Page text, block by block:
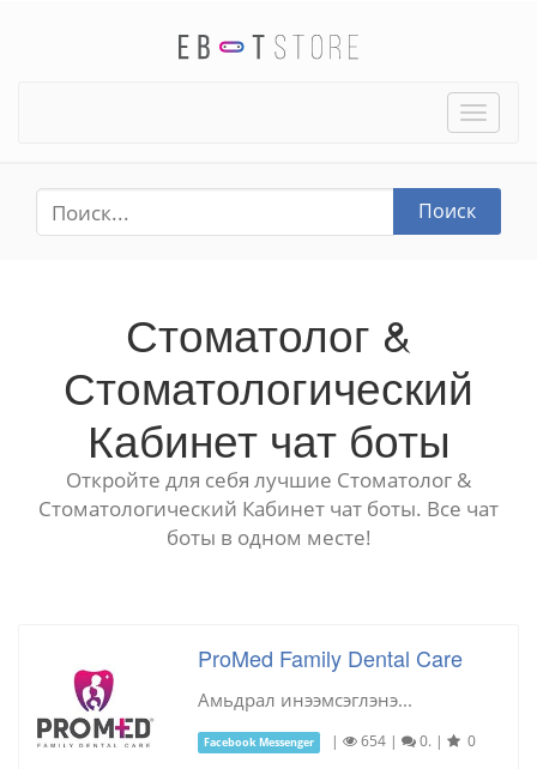
Toggle
Поиск
Стоматолог &
Стоматологический
Кабинет чат боты
Откройте для себя лучшие Стоматолог &
Стоматологический Кабинет чат боты. Все чат
боты в одном месте!
ProMed Family Dental Care
Амьдрал инээмсэглэнэ...
Facebook Messenger | 654 | 0. | 0